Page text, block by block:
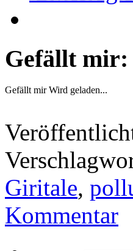
Gefällt mir:
Gefällt mir Wird geladen...
Giritale,
Kommentar